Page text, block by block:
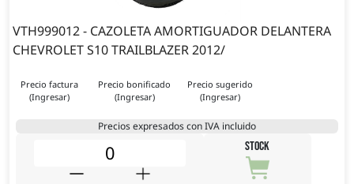
VTH999012 - CAZOLETA AMORTIGUADOR DELANTERA
CHEVROLET S10 TRAILBLAZER 2012/
Precio factura
(Ingresar)
Precio bonificado
(Ingresar)
Precio sugerido
(Ingresar)
Precios expresados con IVA incluido
STOCK